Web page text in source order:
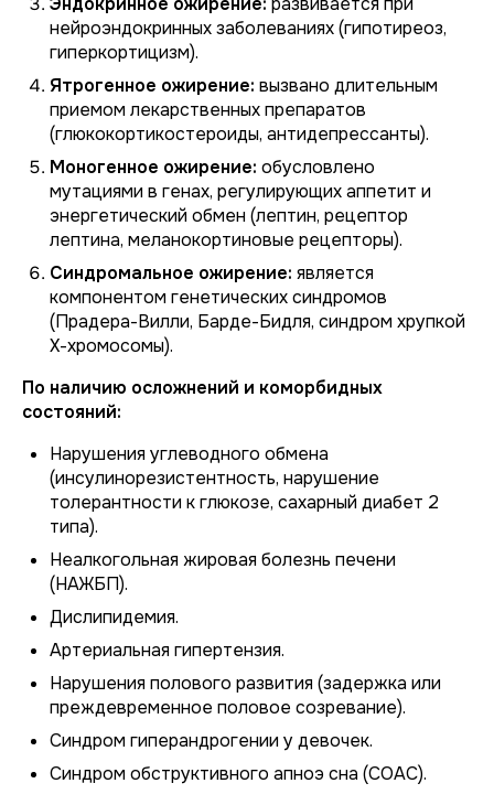
нейроэндокринных заболеваниях (гипотиреоз,
гиперкортицизм).
Ятрогенное ожирение: вызвано длительным
приемом лекарственных препаратов
(глюкокортикостероиды, антидепрессанты).
Моногенное ожирение: обусловлено
мутациями в генах, регулирующих аппетит и
энергетический обмен (лептин, рецептор
лептина, меланокортиновые рецепторы).
Синдромальное ожирение: является
компонентом генетических синдромов
(Прадера-Вилли, Барде-Бидля, синдром хрупкой
Х-хромосомы).
По наличию осложнений и коморбидных
состояний:
Нарушения углеводного обмена
(инсулинорезистентность, нарушение
толерантности к глюкозе, сахарный диабет 2
типа).
Неалкогольная жировая болезнь печени
(НАЖБП).
Дислипидемия.
Артериальная гипертензия.
Нарушения полового развития (задержка или
преждевременное половое созревание).
Синдром гиперандрогении у девочек.
Синдром обструктивного апноэ сна (СОАС).